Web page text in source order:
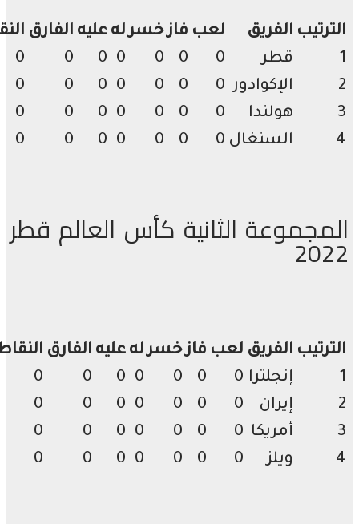
الفريق لعبفازخسرلهعليه الفارقالنقاط
0
0
0
0
الإكوادور 0
0
0
0
0
هولندا
0
0
0
0
0
السنغال0
0
0
0
0
الثانية كأس العالم قطر
الفريقلعبفازخسرلهعليه الفارقالنقاط
إنجلترا 0
0
0
0
0
إيران
0
0
0
0
0
أمريكا 0
0
0
0
0
0
0
0
0
0